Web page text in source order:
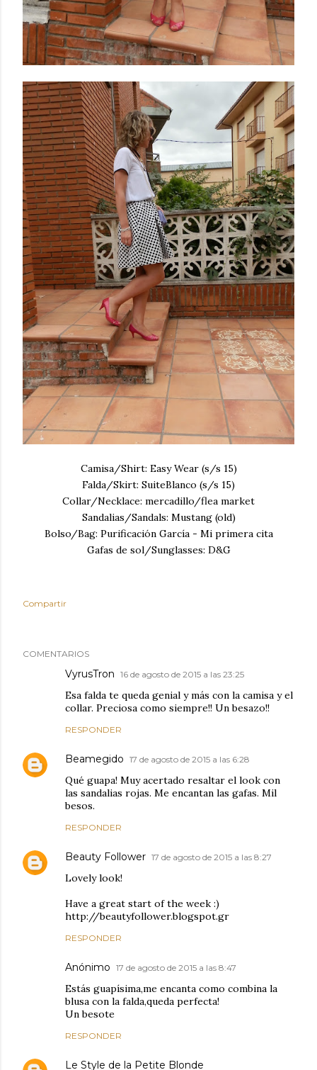
Camisa/Shirt: Easy Wear (s/s 15)
Falda/Skirt: SuiteBlanco (s/s 15)
Collar/Necklace: mercadillo/flea market
Sandalias/Sandals: Mustang (old)
Bolso/Bag: Purificación García - Mi primera cita
Gafas de sol/Sunglasses: D&G
Compartir
COMENTARIOS
VyrusTron 16 de agosto de 2015 a las 23:25
Esa falda te queda genial y más con la camisa y el
collar. Preciosa como siempre!! Un besazo!!
RESPONDER
Beamegido 17 de agosto de 2015 a las 6:28
Qué guapa! Muy acertado resaltar el look con
las sandalias rojas. Me encantan las gafas. Mil
besos.
RESPONDER
Beauty Follower 17 de agosto de 2015 a las 8:27
Lovely look!
Have a great start of the week :)
http://beautyfollower.blogspot.gr
RESPONDER
Anónimo 17 de agosto de 2015 a las 8:47
Estás guapísima,me encanta como combina la
blusa con la falda,queda perfecta!
Un besote
RESPONDER
Le Style de la Petite Blonde